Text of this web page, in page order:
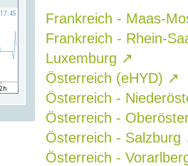
Frankreich - Maas-
Frankreich - Rhein-
Luxemburg ↗
Österreich (eHYD) ↗
Österreich -
Österreich -
Österreich - Salzburg
Österreich -